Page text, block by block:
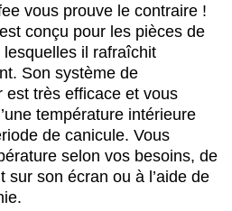
vous prouve le contraire !
conçu pour les pièces de
lesquelles il rafraîchit
Son système de
est très efficace et vous
température intérieure
de canicule. Vous
selon vos besoins, de
sur son écran ou à l’aide de